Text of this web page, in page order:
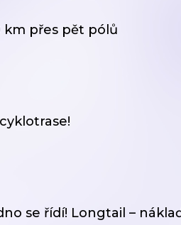
km přes pět pólů
se řídí! Longtail –